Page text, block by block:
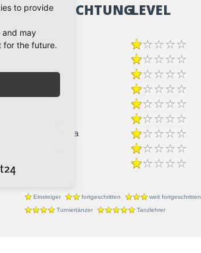
TANZRICHTUNG
Standard
Slowfox
Cha-Cha-Cha
LEVEL
Einsteiger fortgeschritten
weit fortgeschritten
Turniertänzer
Tanzlehrer
to provide
and may
for the future.